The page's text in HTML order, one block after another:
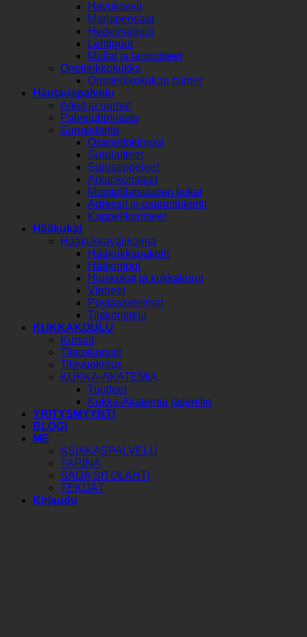
Havukasvit
Marjapensaat
Hedelmäpuut
Lehtipuut
Mullat ja lannoitteet
Omaleikkokukka
Omaleikkokukan taimet
Hautauspalvelu
Arkut ja uurnat
Palveluhinnasto
Surusidonta
Osanottokimput
Surulaitteet
Suruseppeleet
Arkunkoristeet
Muistotilaisuuden kukat
Adressit ja osanottokortit
Kappelikoristeet
Hääkukat
Hääkukkavalikoima
Hääkukkapaketit
Hääkimput
Hiuskukat ja kukkakorut
Vieheet
Pöytäasetelmat
Tilakoristelu
KUKKAKOULU
Kurssit
Tilauskurssit
Tilavuokraus
KUKKA-AKATEMIA
Tuotteet
Kukka-Akatemia jäsenille
YRITYSMYYNTI
BLOGI
ME
ASIAKASPALVELU
TARINA
SAIJA SITOLAHTI
TEKIJÄT
Kirjaudu